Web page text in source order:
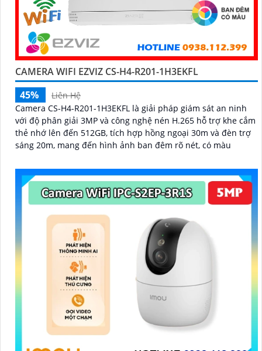
CAMERA WIFI EZVIZ CS-H4-R201-1H3EKFL
45%
Liên Hệ
Camera CS-H4-R201-1H3EKFL là giải pháp giám sát an ninh
với độ phân giải 3MP và công nghệ nén H.265 hỗ trợ khe cắm
thẻ nhớ lên đến 512GB, tích hợp hồng ngoại 30m và đèn trợ
sáng 20m, mang đến hình ảnh ban đêm rõ nét, có màu